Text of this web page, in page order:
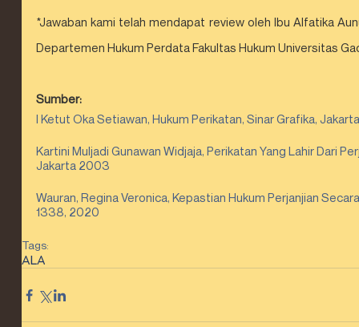
*Jawaban kami telah mendapat review oleh Ibu Alfatika
Departemen Hukum Perdata Fakultas Hukum Universitas
Sumber:
I Ketut Oka Setiawan, Hukum Perikatan, Sinar Grafika,
Kartini Muljadi Gunawan Widjaja, Perikatan Yang Lahir Dari
Jakarta 2003
Wauran, Regina Veronica, Kepastian Hukum Perjanjian
1338, 2020
Tags:
ALA